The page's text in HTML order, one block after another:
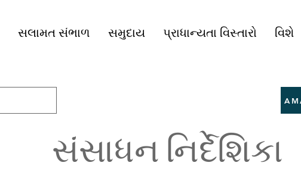
સલામત સંભાળ સમુદાય પ્રાધાન્યતા વિસ્તારો વિશે
સંસાધન નિર્દેશિકા